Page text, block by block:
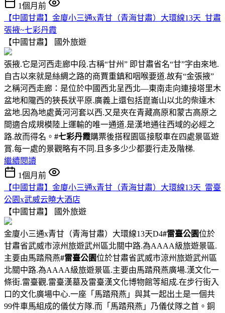
1個月前
【中國甘肅】金廈小三通x青甘（青海甘肅）大環線13天_甘肅
張掖~七彩丹霞
【中國甘肅】
國外旅遊
張掖.它是河西走廊中段.古稱“甘州” 即甘肅省名“甘”字由來地.
自古以來就是絲綢之路的商賈重鎮和咽喉要道.故有“金張掖”
之稱河西走廊：是位於中國西北呈西北—東南走向連接塔里木
盆地和隴西的狹長狀平原.廣義上還包括崑崙山以北的柴達木
盆地.因為地處黃河河套以西.又是夾在青藏高原和蒙古高原之
間適合成規模陸上運輸的唯一通道.是漢地通往西域的必經之
路.故而得名。 #七彩丹霞購票後搭程園區接駁車在四處景區遊
賞.每一處的景觀略有不同.且多多少少都要行走及階梯.
繼續閱讀
1個月前
【中國甘肅】金廈小三通x青甘（青海甘肅）大環線13天_雷臺
公園x武威云曉大酒店
【中國甘肅】
國外旅遊
金廈小三通x青甘（青海甘肅）大環線13天D4#雷臺公園位於
甘肅省武威市涼州旅遊武州區北關中路.為AAAA級旅遊景區.
主要由馬踏飛燕#雷臺公園位於甘肅省武威市涼州旅遊武州區
北關中路.為AAAA級旅遊景區.主要由馬踏飛燕廣場.漢文化一
條街.雷臺觀.雷臺漢墓及雷臺漢文化博物館等組成.在步行街入
口的文化廣場中心.一座「馬踏飛燕」與其一起出土是一個共
99件車馬組成的儀仗方隊.而「馬踏飛燕」乃儀仗隊之首。銅